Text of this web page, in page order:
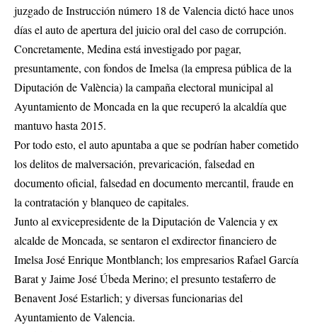
juzgado de Instrucción número 18 de Valencia dictó hace unos
días el auto de apertura del juicio oral del caso de corrupción.
Concretamente, Medina está investigado por pagar,
presuntamente, con fondos de Imelsa (la empresa pública de la
Diputación de València) la campaña electoral municipal al
Ayuntamiento de Moncada en la que recuperó la alcaldía que
mantuvo hasta 2015.
Por todo esto, el auto apuntaba a que se podrían haber cometido
los delitos de malversación, prevaricación, falsedad en
documento oficial, falsedad en documento mercantil, fraude en
la contratación y blanqueo de capitales.
Junto al exvicepresidente de la Diputación de Valencia y ex
alcalde de Moncada, se sentaron el exdirector financiero de
Imelsa José Enrique Montblanch; los empresarios Rafael García
Barat y Jaime José Úbeda Merino; el presunto testaferro de
Benavent José Estarlich; y diversas funcionarias del
Ayuntamiento de Valencia.